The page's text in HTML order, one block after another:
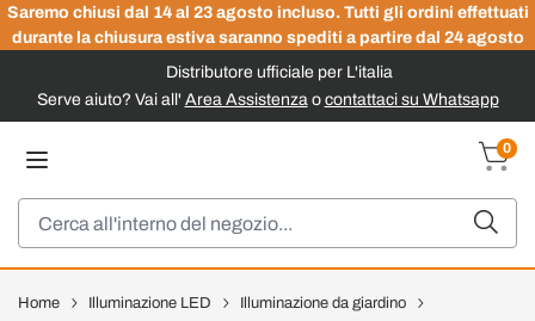
Saremo chiusi dal 14 al 23 agosto incluso. Tutti gli ordini effettuati
durante la chiusura estiva saranno spediti a partire dal 24 agosto
Distributore ufficiale per L'italia
Serve aiuto? Vai all' Area Assistenzao contattaci su Whatsapp
0
Home Illuminazione LED
Illuminazione da giardino